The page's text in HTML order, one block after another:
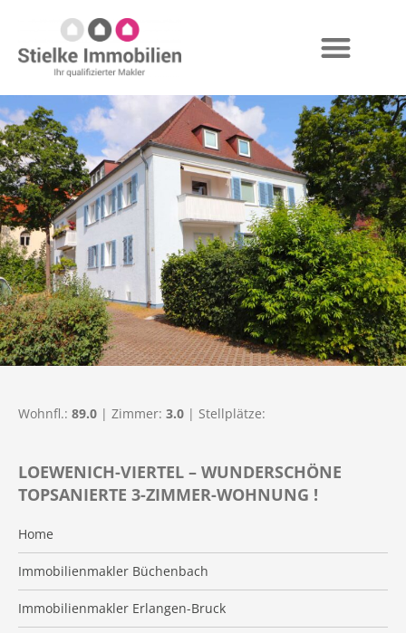
LOEWENICH-VIERTEL – WUNDERSCHÖNE
TOPSANIERTE 3-ZIMMER-WOHNUNG !
Home
Immobilienmakler Büchenbach
Immobilienmakler Erlangen-Bruck
Wohnfl.: 89.0 | Zimmer: 3.0 | Stellplätze: